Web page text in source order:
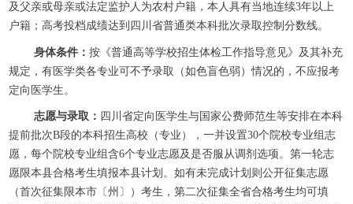
及父亲或母亲或法定监护人为农村户籍，本人具有当地连续3年以上
户籍； 高考投档成绩达到四川省普通类本科批次录取控制分数线。
身体条件： 按《普通高等学校招生体检工作指导意见》及其补充
规定，有医学类各专业可不予录取（如色盲色弱）情况的，不应报考
定向医学生。
志愿与录取： 四川省定向医学生与国家公费师范生等安排在本科
提前批次B段的本科招生高校（专业），一并设置30个院校专业组志
愿，每个院校专业组含6个专业志愿及是否服从调剂选项。第一轮志
愿限本县合格考生填报本县计划。如有未完成计划则公开征集志愿
（首次征集限本市〔州〕）考生，第二次征集全省合格考生均可填